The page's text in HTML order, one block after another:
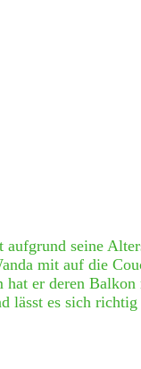
aufgrund seine
mit auf die
hat er deren Balkon
lässt es sich richtig